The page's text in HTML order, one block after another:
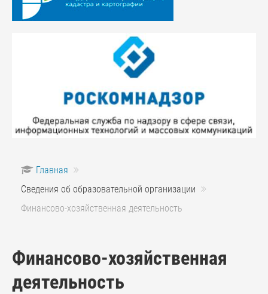
Главная
Сведения об образовательной организации
Финансово-хозяйственная деятельность
Финансово-хозяйственная
деятельность